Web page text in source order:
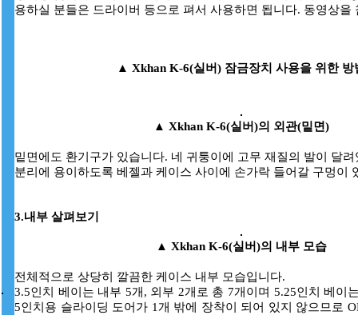
용하실 분들은 드라이버 등으로 펴서 사용하면 됩니다. 동영상을
▲ Xkhan K-6(실버) 잠금장치 사용을 위한 방
▲ Xkhan K-6(실버)의 외관(밑면)
밑면에도 환기구가 있습니다. 네 귀퉁이에 고무 재질의 발이 달
분리에 용이하도록 베젤과 케이스 사이에 손가락 들어갈 구멍이
3.내부 살펴보기
▲ Xkhan K-6(실버)의 내부 모습
전체적으로 상당히 깔끔한 케이스 내부 모습입니다.
3.5인치 베이는 내부 5개, 외부 2개로 총 7개이며 5.25인치 베이
5인치용 슬라이딩 도어가 1개 밖에 장착이 되어 있지 않으므로